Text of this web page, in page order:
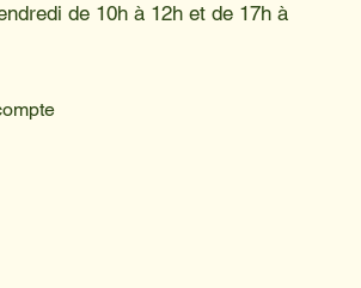
de 10h à 12h et de 17h à